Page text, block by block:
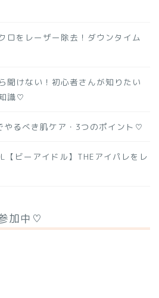
ロをレーザー除去！ダウンタイム
聞けない！初心者さんが知りたい
識♡
やるべき肌ケア・3つのポイント♡
【ビーアイドル】THEアイパレをレ
加中♡